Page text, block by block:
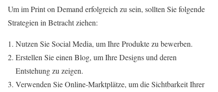
Um im Print on Demand erfolgreich zu sein, sollten Sie folgende
Strategien in Betracht ziehen:
Nutzen Sie Social Media, um Ihre Produkte zu bewerben.
Erstellen Sie einen Blog, um Ihre Designs und deren
Entstehung zu zeigen.
Verwenden Sie Online-Marktplätze, um die Sichtbarkeit Ihrer